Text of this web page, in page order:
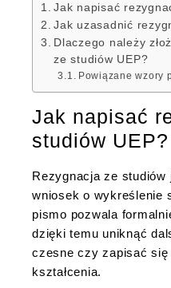
Jak napisać
Jak uzasadnić
Dlaczego należy
ze studiów UEP?
Powiązane wzory
Jak napisać
studiów UEP?
Rezygnacja ze
wniosek o wykreślenie
pismo pozwala
dzięki temu uniknąć
czesne czy zapisać się
kształcenia.